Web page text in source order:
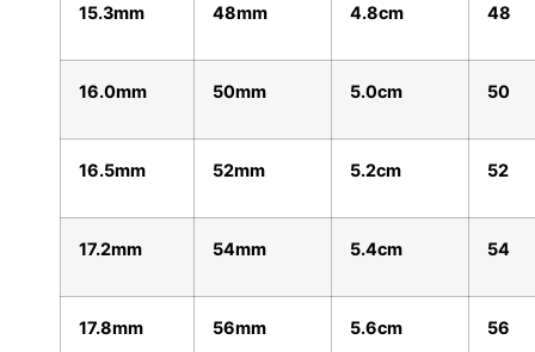
15.3mm 48mm 4.8cm 48
16.0mm 50mm 5.0cm 50
16.5mm 52mm 5.2cm 52
17.2mm 54mm 5.4cm 54
17.8mm 56mm 5.6cm 56